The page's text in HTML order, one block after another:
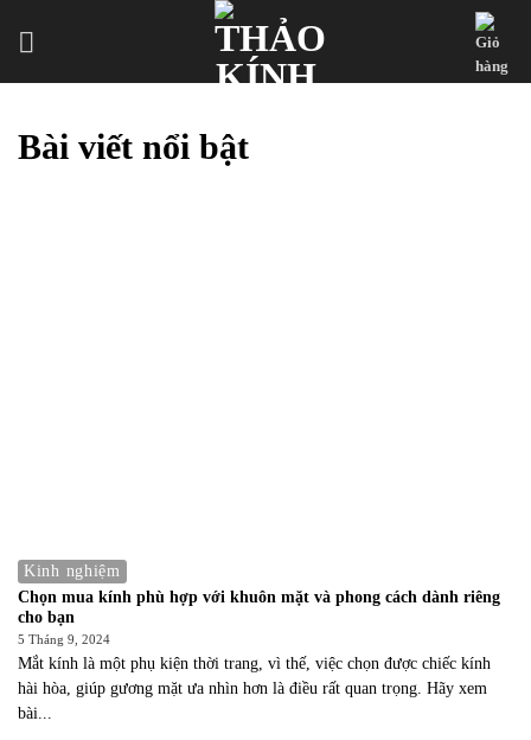
Bài viết nổi bật
Kinh nghiệm
Chọn mua kính phù hợp với khuôn mặt và phong cách dành riêng
cho bạn
5 Tháng 9, 2024
Mắt kính là một phụ kiện thời trang, vì thế, việc chọn được chiếc kính
hài hòa, giúp gương mặt ưa nhìn hơn là điều rất quan trọng. Hãy xem
bài...